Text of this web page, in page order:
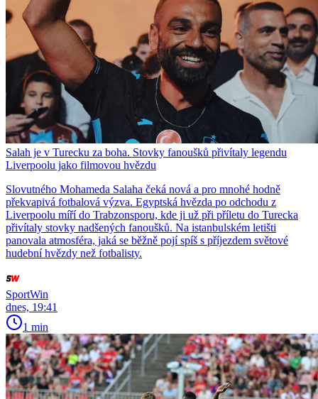
Salah je v Turecku za boha. Stovky fanoušků přivítaly legendu
Liverpoolu jako filmovou hvězdu
Slovutného Mohameda Salaha čeká nová a pro mnohé hodně
překvapivá fotbalová výzva. Egyptská hvězda po odchodu z
Liverpoolu míří do Trabzonsporu, kde ji už při příletu do Turecka
přivítaly stovky nadšených fanoušků. Na istanbulském letišti
panovala atmosféra, jaká se běžně pojí spíš s příjezdem světové
hudební hvězdy než fotbalisty.
SportWin
dnes, 19:41
1 min